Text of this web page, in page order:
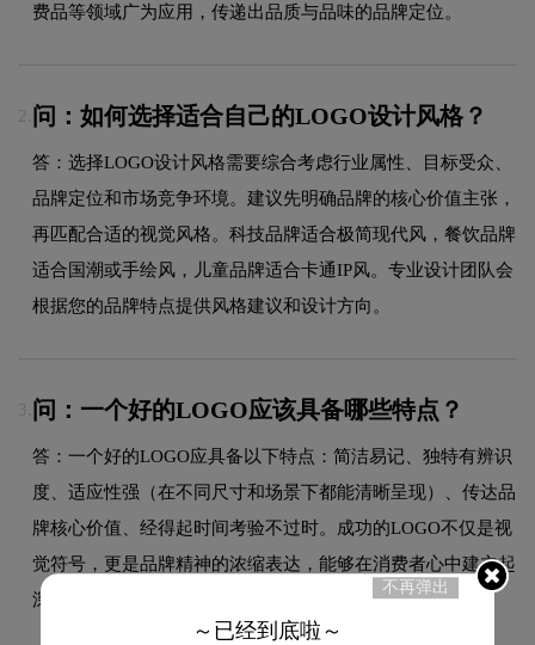
费品等领域广为应用，传递出品质与品味的品牌定位。
2. 问：如何选择适合自己的LOGO设计风格？
答：选择LOGO设计风格需要综合考虑行业属性、目标受众、
品牌定位和市场竞争环境。建议先明确品牌的核心价值主张，
再匹配合适的视觉风格。科技品牌适合极简现代风，餐饮品牌
适合国潮或手绘风，儿童品牌适合卡通IP风。专业设计团队会
根据您的品牌特点提供风格建议和设计方向。
3. 问：一个好的LOGO应该具备哪些特点？
答：一个好的LOGO应具备以下特点：简洁易记、独特有辨识
度、适应性强（在不同尺寸和场景下都能清晰呈现）、传达品
牌核心价值、经得起时间考验不过时。成功的LOGO不仅是视
觉符号，更是品牌精神的浓缩表达，能够在消费者心中建立起
深刻的品牌联想。
不再弹出
～已经到底啦～